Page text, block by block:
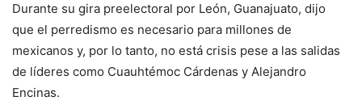
Durante su gira preelectoral por León, Guanajuato, dijo
que el perredismo es necesario para millones de
mexicanos y, por lo tanto, no está crisis pese a las salidas
de líderes como Cuauhtémoc Cárdenas y Alejandro
Encinas.